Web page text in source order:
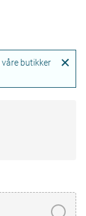
butikker